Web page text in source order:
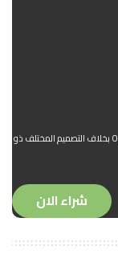
لم يقدم تغيير جذري بالمقارنة بالإصدار السابق الـ Oppo Reno 5 5G بخلاف التصميم المختلف ذو
شراء الان